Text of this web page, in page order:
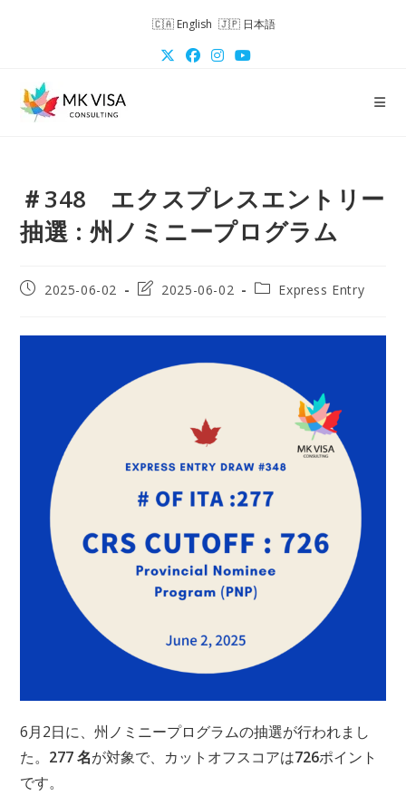
English 日本語
＃348 エクスプレスエントリー
抽選 : 州ノミニープログラム
投
開
2025-06-02
投
最
変
2025-06-02
投
テ
リ
Express Entry
6月2日に、州ノミニープログラムの抽選が行われまし
た。 277 名が対象で、カットオフスコアは726ポイント
です。